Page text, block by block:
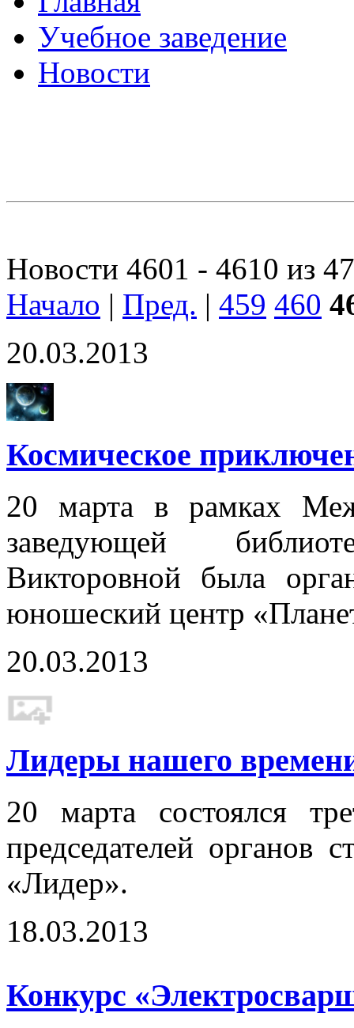
Учебное заведение
Новости
Новости 4601 - 4610 из
Начало | Пред. | 459 460
20.03.2013
Космическое
20 марта в рамках
заведующей
Викторовной была
юношеский центр
20.03.2013
Лидеры нашего
20 марта состоялся
председателей органов
«Лидер».
18.03.2013
Конкурс